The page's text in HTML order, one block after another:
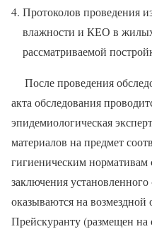
Протоколов проведения
влажности и КЕО в
рассматриваемой
После проведения
акта обследования
эпидемиологическая
материалов на предмет
гигиеническим нормативам
заключения
оказываются на
Прейскуранту (размещен